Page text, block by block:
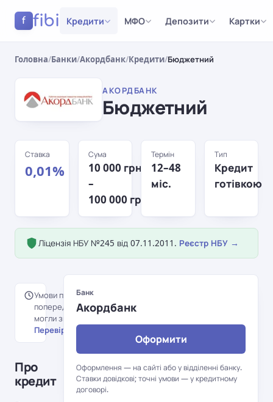
f fibi Кредити МФО Депозити Картки
Головна/Банки/Акордбанк/Кредити/Бюджетний
АКОРДБАНК
Бюджетний
Ставка
0,01%
Сума
10 000 грн
–
100 000 грн
Термін
12–48
міс.
Тип
Кредит
готівкою
Ліцензія НБУ №245 від 07.11.2011. Реєстр НБУ →
Умови перенесені з
попередньої версії порталу й
могли змінитися.
Перевірити на сайті банку →
Про
кредит
Банк
Акордбанк
Оформити
Оформлення — на сайті або у відділенні банку.
Ставки довідкові; точні умови — у кредитному
договорі.